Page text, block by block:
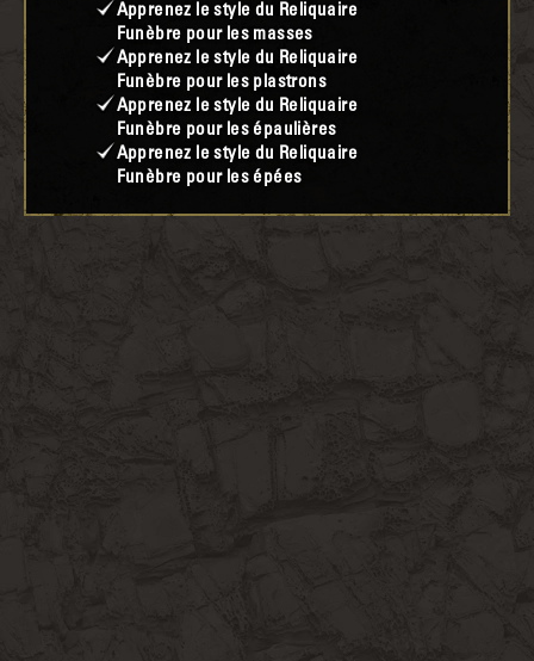
Apprenez le style du Reliquaire
Funèbre pour les masses
Apprenez le style du Reliquaire
Funèbre pour les plastrons
Apprenez le style du Reliquaire
Funèbre pour les épaulières
Apprenez le style du Reliquaire
Funèbre pour les épées